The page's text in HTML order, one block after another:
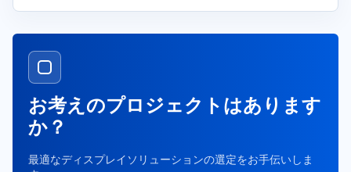
お考えのプロジェクトはあります
か？
最適なディスプレイソリューションの選定をお手伝いしま